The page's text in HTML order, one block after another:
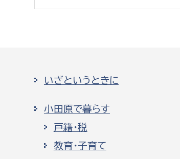
いざというときに
小田原で暮らす
戸籍・税
教育・子育て